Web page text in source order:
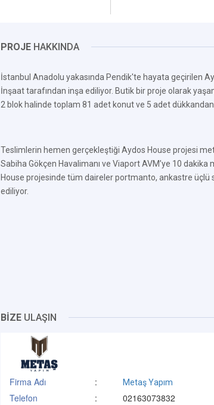
PROJE HAKKINDA
İstanbul Anadolu yakasında Pendik'te hayata geçirilen
İnşaat tarafından inşa ediliyor. Butik bir proje olarak
2 blok halinde toplam 81 adet konut ve 5 adet
Teslimlerin hemen gerçekleştiği Aydos House projesi
Sabiha Gökçen Havalimanı ve Viaport AVM’ye 10
House projesinde tüm daireler portmanto, ankastre üçlü
ediliyor.
BİZE ULAŞIN
Firma Adı : Metaş Yapım
Telefon :
02163073832